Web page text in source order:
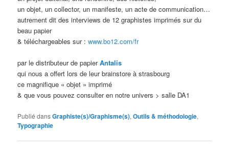
un objet, un collector, un manifeste, un acte de communication…
autrement dit des interviews de 12 graphistes imprimés sur du
beau papier
& téléchargeables sur :www.bo12.com/fr
par le distributeur de papierAntalis
qui nous a offert lors de leur brainstore à strasbourg
ce magnifique « objet » imprimé
& que vous pouvez consulter en notre univers > salle DA1
Publié dansGraphiste(s)/Graphisme(s),Outils & méthodologie,
Typographie